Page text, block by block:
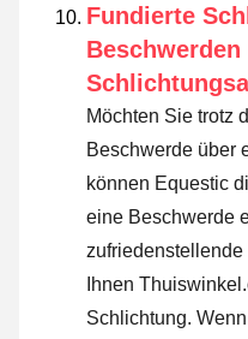
Fundierte
Möchten Sie trotz
Beschwerde über
können Equestic
eine Beschwerde
Ihnen
Schlichtung.